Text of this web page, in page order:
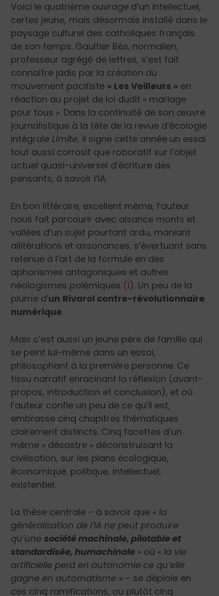
Voici le quatrième ouvrage d’un intellectuel,
certes jeune, mais désormais installé dans le
paysage culturel des catholiques français
de son temps. Gaultier Bès, normalien,
professeur agrégé de lettres, s’est fait
connaître jadis par la création du
mouvement pacifiste « Les Veilleurs » en
réaction au projet de loi dudit « mariage
pour tous ». Dans la continuité de son œuvre
journalistique à la tête de la revue d’écologie
intégrale Limite, il signe cette année un essai
tout aussi corrosif que roboratif sur l’objet
actuel quasi-universel d’écriture des
pensants, à savoir l’IA.
En bon littéraire, excellent même, l’auteur
nous fait parcourir avec aisance monts et
vallées d’un sujet pourtant ardu, maniant
allitérations et assonances, s’évertuant sans
retenue à l’art de la formule en des
aphorismes antagoniques et autres
néologismes polémiques (1). Un peu de la
plume d’un Rivarol contre-révolutionnaire
numérique.
Mais c’est aussi un jeune père de famille qui
se peint lui-même dans un essai,
philosophant à la première personne. Ce
tissu narratif enracinant la réflexion (avant-
propos, introduction et conclusion), et où
l’auteur confie un peu de ce qu’il est,
embrasse cinq chapitres thématiques
clairement distincts. Cinq facettes d’un
même « désastre » déconstruisant la
civilisation, sur les plans écologique,
économique, politique, intellectuel,
existentiel.
La thèse centrale – à savoir que « la
généralisation de l’IA ne peut produire
qu’unesociété machinale, pilotable et
standardisée, humachinale » où « la vie
artificielle perd en autonomie ce qu’elle
gagne en automatisme » – se déploie en
ces cinq ramifications, ou plutôt cinq